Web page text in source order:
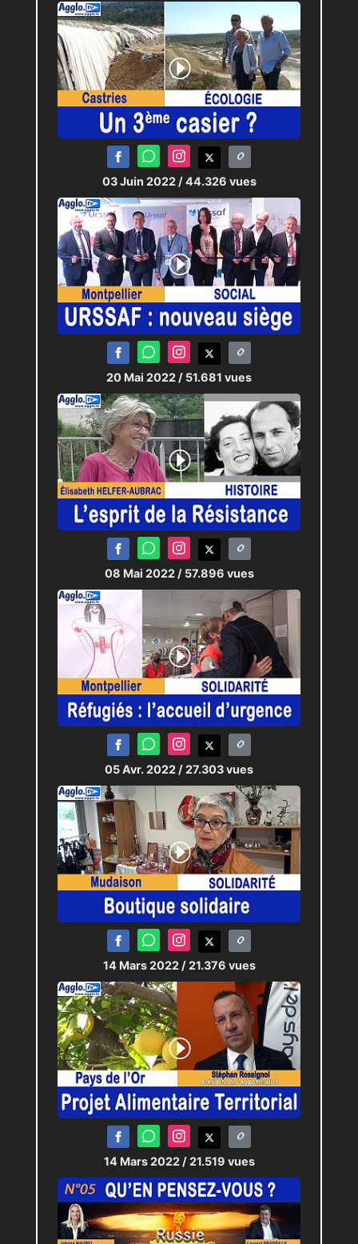
03 Juin 2022 / 44.326 vues
20 Mai 2022 / 51.681 vues
08 Mai 2022 / 57.896 vues
05 Avr. 2022 / 27.303 vues
14 Mars 2022 / 21.376 vues
14 Mars 2022 / 21.519 vues